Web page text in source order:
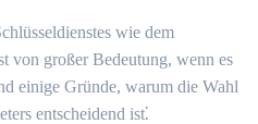
wie dem
von großer Bedeutung, wenn es
einige Gründe, warum die Wahl
entscheidend ist⁚